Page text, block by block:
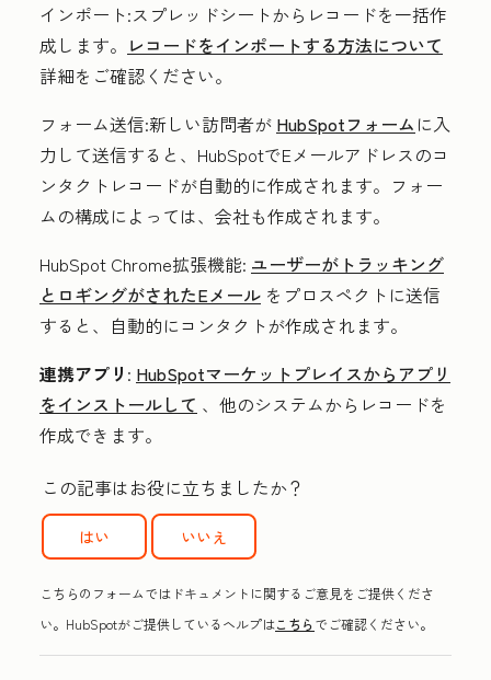
インポート:スプレッドシートからレコードを一括作
成します。 レコードをインポートする方法について
詳細をご確認ください。
フォーム送信:新しい訪問者が HubSpotフォーム に入
力して送信すると、HubSpotでEメールアドレスのコ
ンタクトレコードが自動的に作成されます。フォー
ムの構成によっては、会社も作成されます。
HubSpot Chrome拡張機能: ユーザーがトラッキング
とロギングがされたEメール をプロスペクトに送信
すると、自動的にコンタクトが作成されます。
連携アプリ : HubSpotマーケットプレイスからアプリ
をインストールして 、他のシステムからレコードを
作成できます。
この記事はお役に立ちましたか？
はい いいえ
こちらのフォームではドキュメントに関するご意見をご提供くださ
い。HubSpotがご提供しているヘルプはこちらでご確認ください。